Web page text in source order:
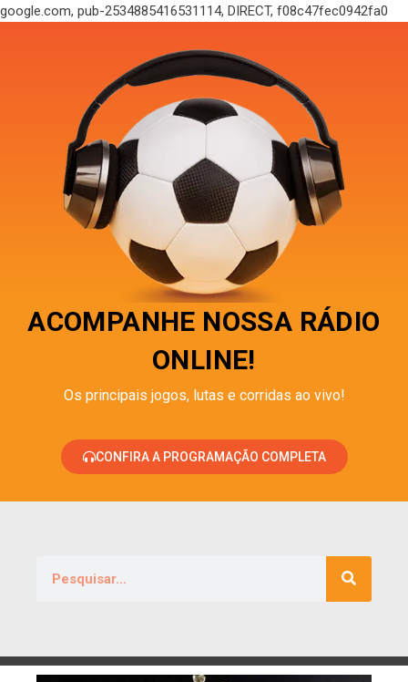
google.com, pub-2534885416531114, DIRECT, f08c47fec0942fa0
ACOMPANHE NOSSA RÁDIO
ONLINE!
Os principais jogos, lutas e corridas ao vivo!
CONFIRA A PROGRAMAÇÃO COMPLETA